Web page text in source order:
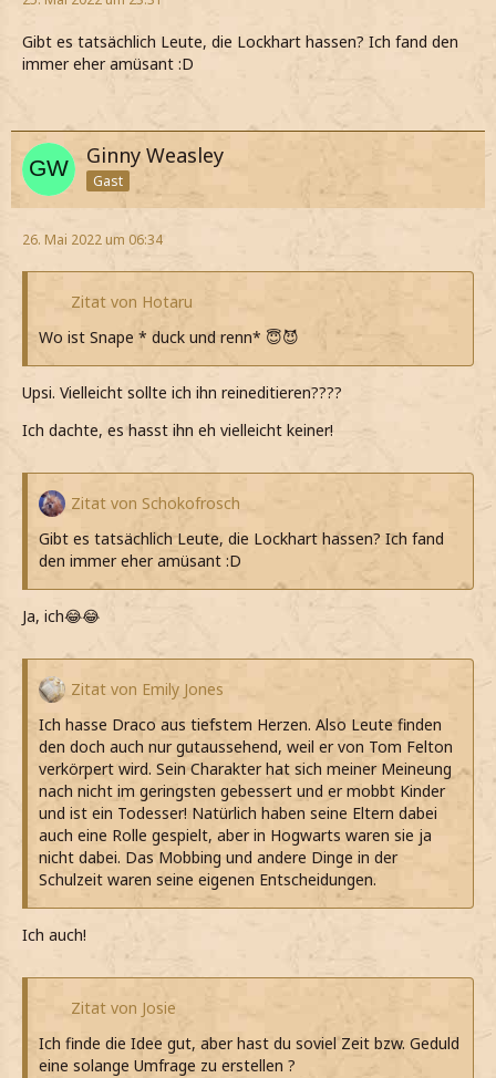
Gibt es tatsächlich Leute, die Lockhart hassen? Ich fand den
immer eher amüsant :D
Ginny Weasley
Gast
26. Mai 2022 um 06:34
Zitat von Hotaru
Wo ist Snape * duck und renn* 😇😈
Upsi. Vielleicht sollte ich ihn reineditieren????
Ich dachte, es hasst ihn eh vielleicht keiner!
Zitat von Schokofrosch
Gibt es tatsächlich Leute, die Lockhart hassen? Ich fand
den immer eher amüsant :D
Ja, ich😂😂
Zitat von Emily Jones
Ich hasse Draco aus tiefstem Herzen. Also Leute finden
den doch auch nur gutaussehend, weil er von Tom Felton
verkörpert wird. Sein Charakter hat sich meiner Meineung
nach nicht im geringsten gebessert und er mobbt Kinder
und ist ein Todesser! Natürlich haben seine Eltern dabei
auch eine Rolle gespielt, aber in Hogwarts waren sie ja
nicht dabei. Das Mobbing und andere Dinge in der
Schulzeit waren seine eigenen Entscheidungen.
Ich auch!
Zitat von Josie
Ich finde die Idee gut, aber hast du soviel Zeit bzw. Geduld
eine solange Umfrage zu erstellen ?